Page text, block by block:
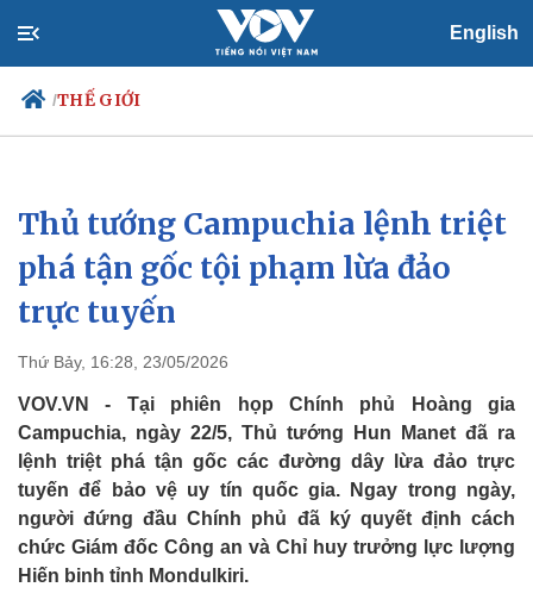
English
/THẾ GIỚI
Chính trị
Đảng
Tổ chức nhân sự
Quốc hội
Nhận diện sự thật
Xã hội
Dự báo thời tiết
Thủ tướng Campuchia lệnh triệt
phá tận gốc tội phạm lừa đảo
trực tuyến
Thứ Bảy, 16:28, 23/05/2026
VOV.VN - Tại phiên họp Chính phủ Hoàng gia
Campuchia, ngày 22/5, Thủ tướng Hun Manet đã ra
lệnh triệt phá tận gốc các đường dây lừa đảo trực
tuyến để bảo vệ uy tín quốc gia. Ngay trong ngày,
người đứng đầu Chính phủ đã ký quyết định cách
chức Giám đốc Công an và Chỉ huy trưởng lực lượng
Hiến binh tỉnh Mondulkiri.